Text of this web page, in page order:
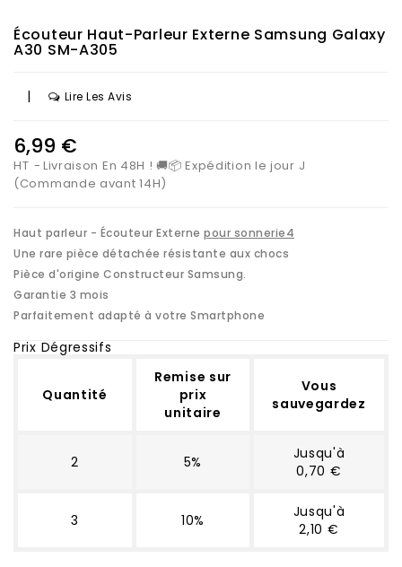
Écouteur Haut-Parleur Externe Samsung Galaxy
A30 SM-A305
| Lire Les Avis
6,99 €
HT
Livraison En 48H ! 🚚📦 Expédition le jour J
(Commande avant 14H)
Haut parleur - Écouteur Externe pour sonnerie4
Une rare pièce détachée résistante aux chocs
Pièce d'origine Constructeur Samsung.
Garantie 3 mois
Parfaitement adapté à votre Smartphone
Prix Dégressifs
Quantité
Remise sur
prix
unitaire
Vous
sauvegardez
2 5%
Jusqu'à
0,70 €
3 10%
Jusqu'à
2,10 €